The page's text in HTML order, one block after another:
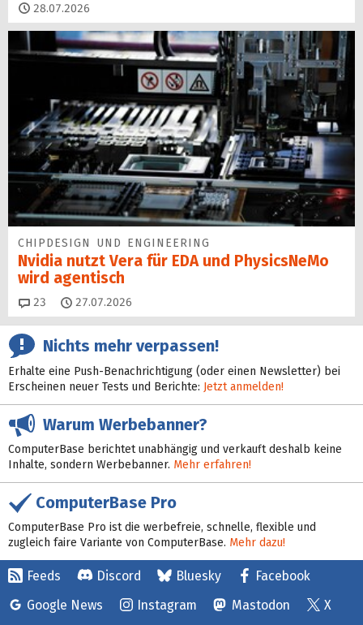
28.07.2026
CHIPDESIGN UND ENGINEERING
Nvidia nutzt Vera für EDA und PhysicsNeMo
wird agentisch
23 Kommentare
27.07.2026
Nichts mehr verpassen!
Erhalte eine Push-Benachrichtigung (oder einen Newsletter) bei
Erscheinen neuer Tests und Berichte: Jetzt anmelden!
Warum Werbebanner?
ComputerBase berichtet unabhängig und verkauft deshalb keine
Inhalte, sondern Werbebanner. Mehr erfahren!
ComputerBase Pro
ComputerBase Pro ist die werbefreie, schnelle, flexible und
zugleich faire Variante von ComputerBase. Mehr dazu!
Feeds Discord Bluesky
Facebook
Google News
Instagram Mastodon X